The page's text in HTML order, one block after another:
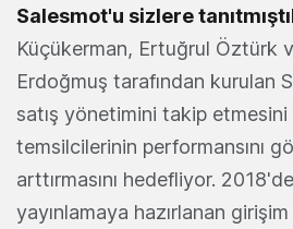
Salesmot'u sizlere
Küçükerman, Ertuğrul Öztürk
Erdoğmuş tarafından kurulan
satış yönetimini takip etmesini
temsilcilerinin performansını
arttırmasını hedefliyor.
yayınlamaya hazırlanan